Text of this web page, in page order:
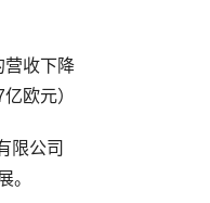
收下降
欧元）
限公司
。